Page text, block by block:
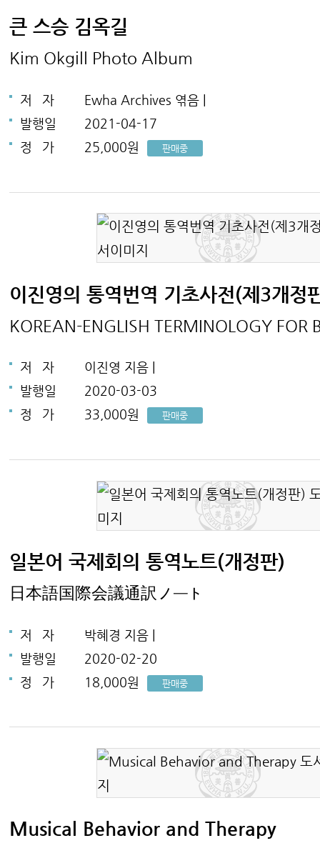
큰 스승 김옥길
Kim Okgill Photo Album
저 자
Ewha Archives 엮음 |
발행일
2021-04-17
정
가 25,000원 판매중
이진영의 통역번역 기초사전(제3개정
KOREAN-ENGLISH TERMINOLOGY FOR
저 자
이진영 지음 |
발행일
2020-03-03
정
가 33,000원 판매중
일본어 국제회의 통역노트(개정판)
日本語国際会議通訳ノート
저 자
박혜경 지음 |
발행일
2020-02-20
정
가 18,000원 판매중
Musical Behavior and Therapy